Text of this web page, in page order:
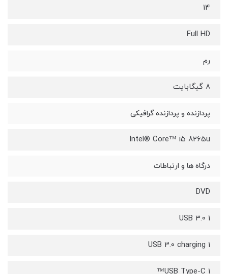
14
Full HD
رم
8 گیگابایت
پردازنده و پردازنده گرافیکی
Intel® Core™ i5 8265u
درگاه ها و ارتباطات
DVD
1 USB 3.0
1 USB 3.0 charging
1 USB Type-C™